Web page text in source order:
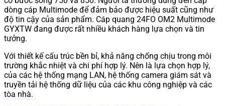
dòng cáp Multimode để đảm bảo được hiệu suất cũng như
độ tin cậy của sản phẩm. Cáp quang 24FO OM2 Multimode
GYXTW đang được rất nhiều khách hàng lựa chọn và tin
tưởng.
Với thiết kế cấu trúc bền bỉ, khả năng chống chịu trong môi
trường khắc nhiệt và chi phí hợp lý. Nên là lựa chọn hợp lý,
của các hệ thống mạng LAN, hệ thống camera giám sát và
truyền tải hệ thống dữ liệu của các khu công nghiệp và các
tòa nhà.